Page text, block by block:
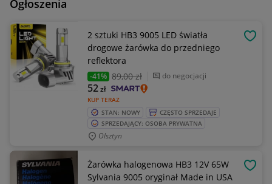
Ogłoszenia
2 sztuki HB3 9005 LED światła
drogowe żarówka do przedniego
reflektora
-41% 89,00 zł do negocjacji
KUP TERAZ
52zł
STAN: NOWY
CZĘSTO SPRZEDAJE
SPRZEDAJĄCY: OSOBA PRYWATNA
Olsztyn
Żarówka halogenowa HB3 12V 65W
Sylvania 9005 oryginał Made in USA